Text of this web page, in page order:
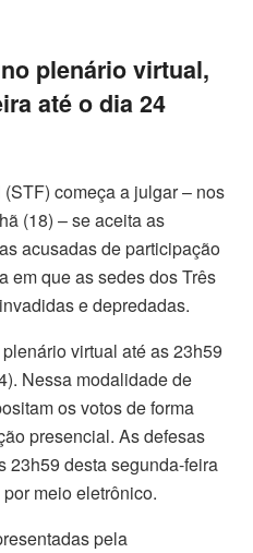
plenário virtual,
até o dia 24
começa a julgar – nos
(18) – se aceita as
acusadas de participação
em que as sedes dos Três
e depredadas.
virtual até as 23h59
Nessa modalidade de
os votos de forma
presencial. As defesas
23h59 desta segunda-feira
meio eletrônico.
pela